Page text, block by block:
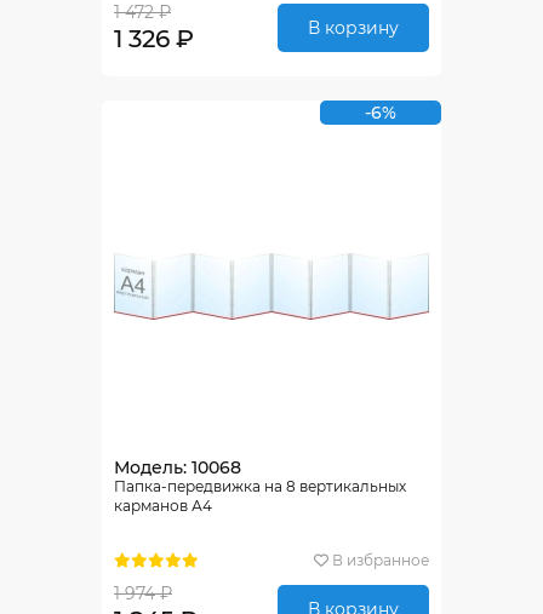
1 472 ₽
1 326 ₽ В корзину
-6%
Модель: 10068
Папка-передвижка на 8 вертикальных
карманов А4
В избранное
1 974 ₽
В корзину